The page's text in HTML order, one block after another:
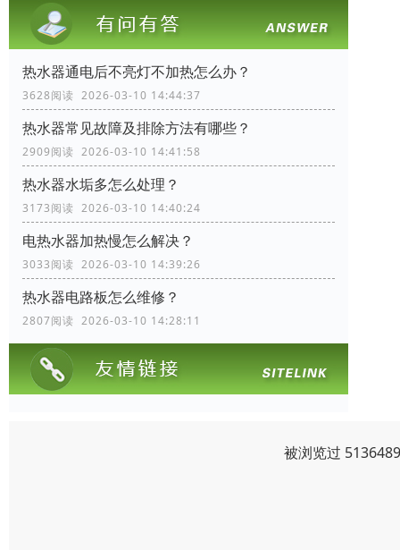
热水器通电后不亮灯不加热怎么办？
3628阅读 2026-03-10 14:44:37
热水器常见故障及排除方法有哪些？
2909阅读 2026-03-10 14:41:58
热水器水垢多怎么处理？
3173阅读 2026-03-10 14:40:24
电热水器加热慢怎么解决？
3033阅读 2026-03-10 14:39:26
热水器电路板怎么维修？
2807阅读 2026-03-10 14:28:11
被浏览过